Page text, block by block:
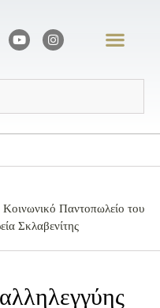
Παντοπωλείο του
Σκλαβενίτης